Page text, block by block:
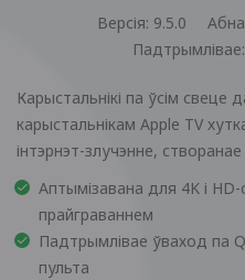
Версія: 9.5.0
Падтрымлівае:
Карыстальнікі па ўсім свеце
карыстальнікам Apple TV
інтэрнэт-злучэнне,
Аптымізавана для 4K і
прайграваннем
Падтрымлівае ўваход па
пульта